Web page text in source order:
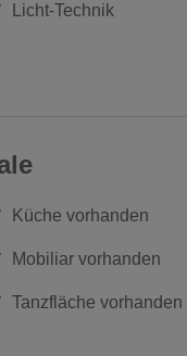
Licht-Technik
Küche vorhanden
Mobiliar vorhanden
Tanzfläche vorhanden